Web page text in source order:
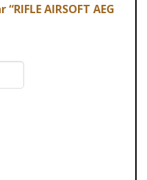
AIRSOFT AEG